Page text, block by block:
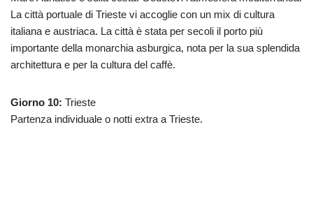
La città portuale di Trieste vi accoglie con un mix di cultura
italiana e austriaca. La città è stata per secoli il porto più
importante della monarchia asburgica, nota per la sua splendida
architettura e per la cultura del caffè.
Giorno 10: Trieste
Partenza individuale o notti extra a Trieste.